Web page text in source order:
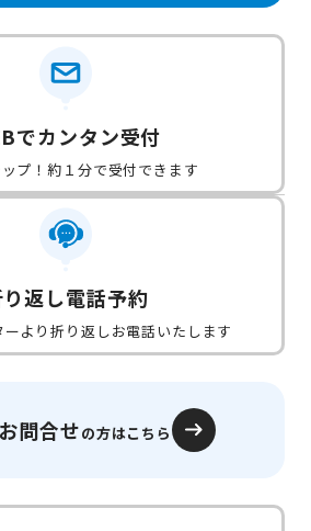
でカンタン受付
プ！約１分で受付できます
返し電話予約
より折り返しお電話いたします
問合せの方はこちら